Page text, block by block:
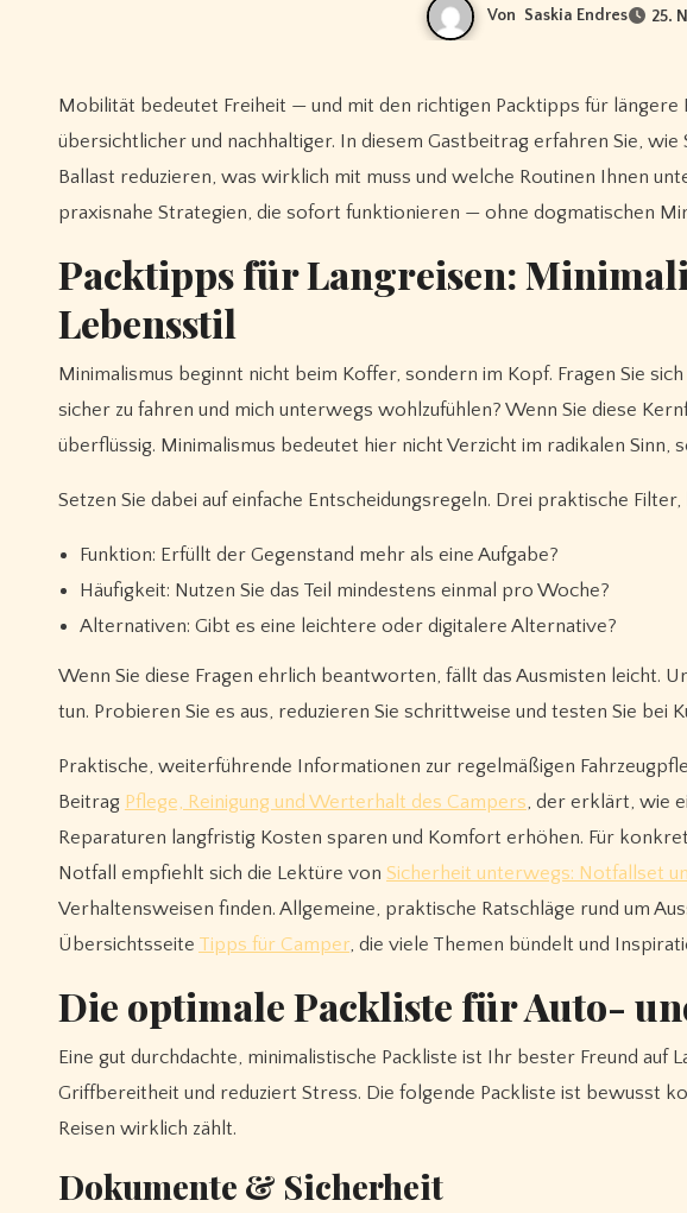
Von Saskia Endres 25.
Mobilität bedeutet Freiheit — und mit den richtigen Packtipps für längere Reisen und Minimalismus wird jede Tour entspannter,
übersichtlicher und nachhaltiger. In diesem Gastbeitrag erfahren Sie,
Ballast reduzieren, was wirklich mit muss und welche Routinen Ihnen
praxisnahe Strategien, die sofort funktionieren — ohne dogmatischen
Packtipps für Langreisen:
Lebensstil
Minimalismus beginnt nicht beim Koffer, sondern im Kopf. Fragen Sie
sicher zu fahren und mich unterwegs wohlzufühlen? Wenn Sie diese
überflüssig. Minimalismus bedeutet hier nicht Verzicht im radikalen
Setzen Sie dabei auf einfache Entscheidungsregeln. Drei praktische
Funktion: Erfüllt der Gegenstand mehr als eine Aufgabe?
Häufigkeit: Nutzen Sie das Teil mindestens einmal pro Woche?
Alternativen: Gibt es eine leichtere oder digitalere Alternative?
Wenn Sie diese Fragen ehrlich beantworten, fällt das Ausmisten leicht.
tun. Probieren Sie es aus, reduzieren Sie schrittweise und testen Sie bei
Praktische, weiterführende Informationen zur regelmäßigen
Beitrag Pflege, Reinigung und Werterhalt des Campers , der erklärt, wie
Reparaturen langfristig Kosten sparen und Komfort erhöhen. Für
Notfall empfiehlt sich die Lektüre von Sicherheit unterwegs: Notfallset
Verhaltensweisen finden. Allgemeine, praktische Ratschläge rund um
Übersichtsseite Tipps für Camper, die viele Themen bündelt und
Die optimale Packliste für Auto-
Eine gut durchdachte, minimalistische Packliste ist Ihr bester Freund auf
Griffbereitheit und reduziert Stress. Die folgende Packliste ist bewusst
Reisen wirklich zählt.
Dokumente & Sicherheit